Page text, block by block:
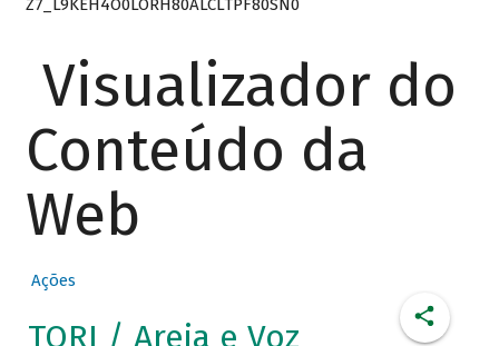
Visualizador do
Conteúdo da
Web
Ações
TORI / Areia e Voz